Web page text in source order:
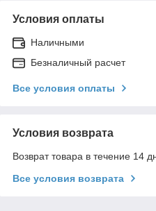
Условия оплаты
Наличными
Безналичный расчет
Все условия оплаты
Условия возврата
Возврат товара в течение 14
Все условия возврата